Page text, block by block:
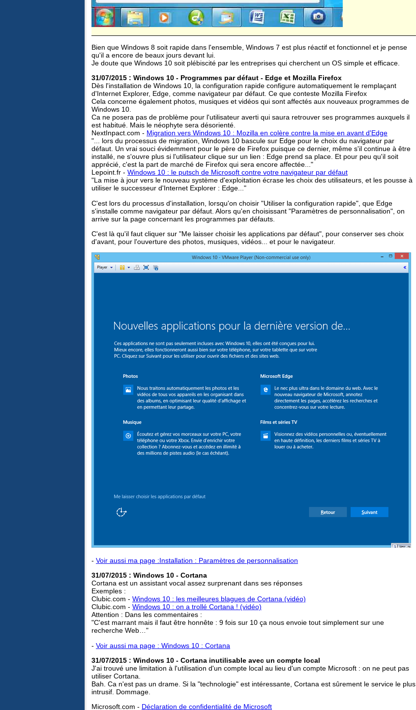
Bien que Windows 8 soit rapide dans l'ensemble, Windows 7 est plus réactif et fonctionnel et je pense
qu'il a encore de beaux jours devant lui.
Je doute que Windows 10 soit plébiscité par les entreprises qui cherchent un OS simple et efficace.
31/07/2015 : Windows 10 - Programmes par défaut - Edge et Mozilla Firefox
Dès l'installation de Windows 10, la configuration rapide configure automatiquement le remplaçant
d'Internet Explorer, Edge, comme navigateur par défaut. Ce que conteste Mozilla Firefox
Cela concerne également photos, musiques et vidéos qui sont affectés aux nouveaux programmes de
Windows 10.
Ca ne posera pas de problème pour l'utilisateur averti qui saura retrouver ses programmes auxquels il
est habitué. Mais le néophyte sera désorienté.
NextInpact.com - Migration vers Windows 10 : Mozilla en colère contre la mise en avant d'Edge
"... lors du processus de migration, Windows 10 bascule sur Edge pour le choix du navigateur par
défaut. Un vrai souci évidemment pour le père de Firefox puisque ce dernier, même s'il continue à être
installé, ne s'ouvre plus si l'utilisateur clique sur un lien : Edge prend sa place. Et pour peu qu'il soit
apprécié, c'est la part de marché de Firefox qui sera encore affectée..."
Lepoint.fr - Windows 10 : le putsch de Microsoft contre votre navigateur par défaut
"La mise à jour vers le nouveau système d'exploitation écrase les choix des utilisateurs, et les pousse à
utiliser le successeur d'Internet Explorer : Edge..."
C'est lors du processus d'installation, lorsqu'on choisir "Utiliser la configuration rapide", que Edge
s'installe comme navigateur par défaut. Alors qu'en choisissant "Paramètres de personnalisation", on
arrive sur la page concernant les programmes par défauts.
C'est là qu'il faut cliquer sur "Me laisser choisir les applications par défaut", pour conserver ses choix
d'avant, pour l'ouverture des photos, musiques, vidéos... et pour le navigateur.
- Voir aussi ma page :Installation : Paramètres de personnalisation
31/07/2015 : Windows 10 - Cortana
Cortana est un assistant vocal assez surprenant dans ses réponses
Exemples :
Clubic.com - Windows 10 : les meilleures blagues de Cortana (vidéo)
Clubic.com - Windows 10 : on a trollé Cortana ! (vidéo)
Attention : Dans les commentaires :
"C'est marrant mais il faut être honnête : 9 fois sur 10 ça nous envoie tout simplement sur une
recherche Web…"
- Voir aussi ma page : Windows 10 : Cortana
31/07/2015 : Windows 10 - Cortana inutilisable avec un compte local
J'ai trouvé une limitation à l'utilisation d'un compte local au lieu d'un compte Microsoft : on ne peut pas
utiliser Cortana.
Bah. Ca n'est pas un drame. Si la "technologie" est intéressante, Cortana est sûrement le service le plus
intrusif. Dommage.
Microsoft.com - Déclaration de confidentialité de Microsoft